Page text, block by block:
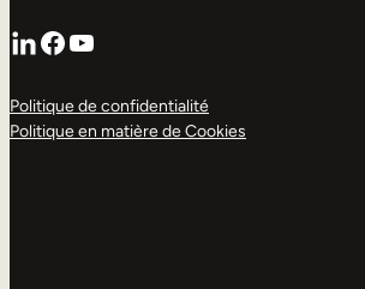
LinkedIn
Facebook
YouTube
Politique de confidentialité
Politique en matière de Cookies